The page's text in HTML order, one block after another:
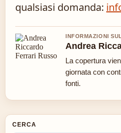
qualsiasi domanda:
INFORMAZIONI
Andrea
La copertura
giornata con
fonti.
CERCA